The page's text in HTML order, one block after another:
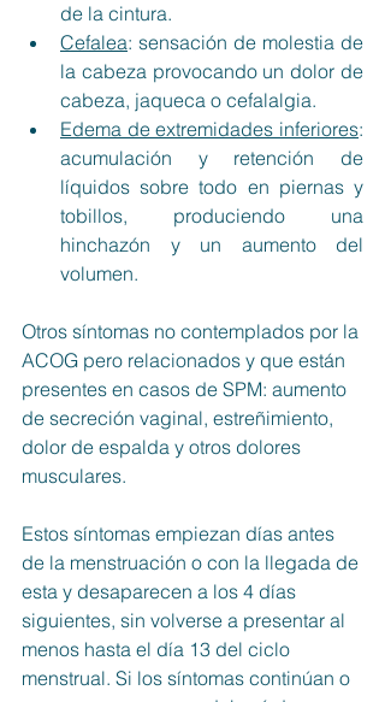
de la cintura.
Cefalea: sensación de molestia de
la cabeza provocando un dolor de
cabeza, jaqueca o cefalalgia.
Edema de extremidades inferiores:
acumulación y retención de
líquidos sobre todo en piernas y
tobillos, produciendo una
hinchazón y un aumento del
volumen.
Otros síntomas no contemplados por la
ACOG pero relacionados y que están
presentes en casos de SPM: aumento
de secreción vaginal, estreñimiento,
dolor de espalda y otros dolores
musculares.
Estos síntomas empiezan días antes
de la menstruación o con la llegada de
esta y desaparecen a los 4 días
siguientes, sin volverse a presentar al
menos hasta el día 13 del ciclo
menstrual. Si los síntomas continúan o